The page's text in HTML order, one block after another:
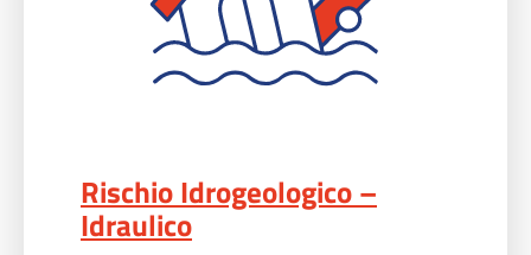
Rischio Idrogeologico –
Idraulico